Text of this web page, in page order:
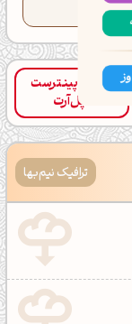
53
صفحه پینترست
کپل‌آرت
ترافیک نیم‌بها